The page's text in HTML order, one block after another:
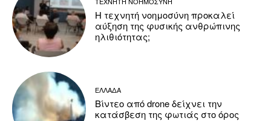
Η τεχνητή νοημοσύνη προκαλεί
αύξηση της φυσικής ανθρώπινης
ηλιθιότητας;
ΕΛΛΑΔΑ
Βίντεο από drone δείχνει την
κατάσβεση της φωτιάς στο όρος